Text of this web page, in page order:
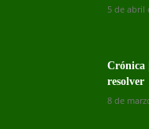
5 de abril
Crónica
resolver
8 de